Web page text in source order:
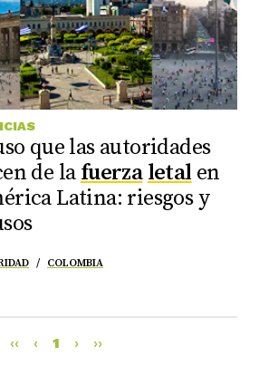
que las autoridades
de la fuerza letal en
Latina: riesgos y
COLOMBIA
‹‹ ‹ 1 › ››